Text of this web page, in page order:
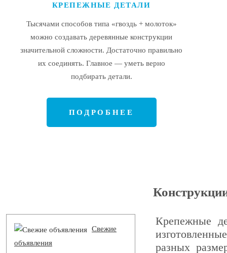
КРЕПЕЖНЫЕ ДЕТАЛИ
Тысячами способов типа «гвоздь + молоток»
можно создавать деревянные конструкции
значительной сложности. Достаточно правильно
их соединять. Главное — уметь верно
подбирать детали.
ПОДРОБНЕЕ
Крепежные
разных
Свежие
объявления